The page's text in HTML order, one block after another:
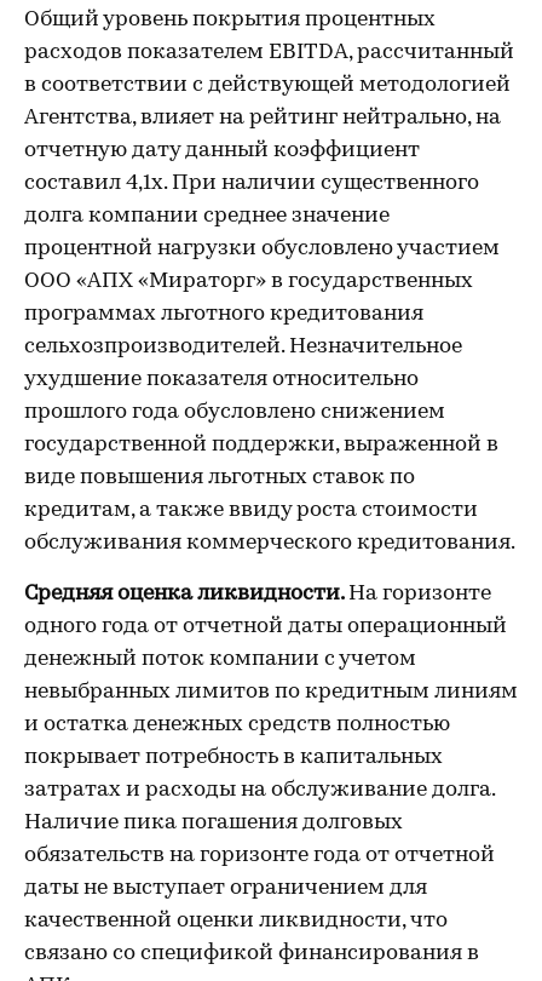
Общий уровень покрытия процентных
расходов показателем EBITDA, рассчитанный
в соответствии с действующей методологией
Агентства, влияет на рейтинг нейтрально, на
отчетную дату данный коэффициент
составил 4,1х. При наличии существенного
долга компании среднее значение
процентной нагрузки обусловлено участием
ООО «АПХ «Мираторг» в государственных
программах льготного кредитования
сельхозпроизводителей. Незначительное
ухудшение показателя относительно
прошлого года обусловлено снижением
государственной поддержки, выраженной в
виде повышения льготных ставок по
кредитам, а также ввиду роста стоимости
обслуживания коммерческого кредитования.
Средняя оценка ликвидности. На горизонте
одного года от отчетной даты операционный
денежный поток компании с учетом
невыбранных лимитов по кредитным линиям
и остатка денежных средств полностью
покрывает потребность в капитальных
затратах и расходы на обслуживание долга.
Наличие пика погашения долговых
обязательств на горизонте года от отчетной
даты не выступает ограничением для
качественной оценки ликвидности, что
связано со спецификой финансирования в